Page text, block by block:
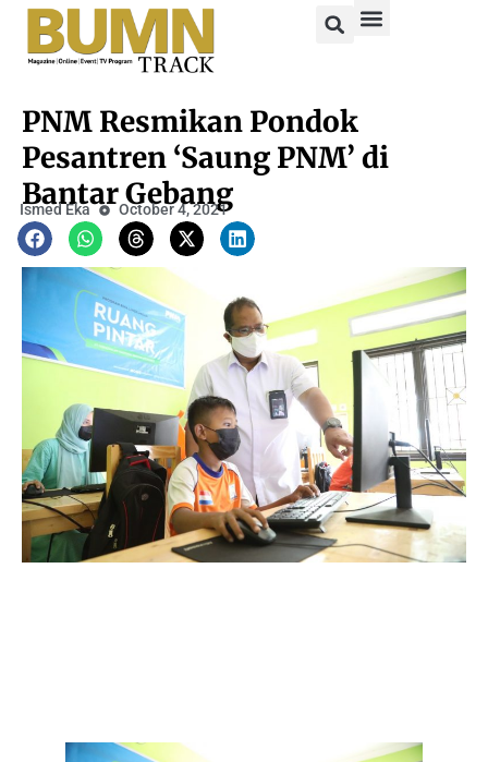
PNM Resmikan Pondok
Pesantren ‘Saung PNM’ di
Bantar Gebang
Ismed Eka October 4, 2021